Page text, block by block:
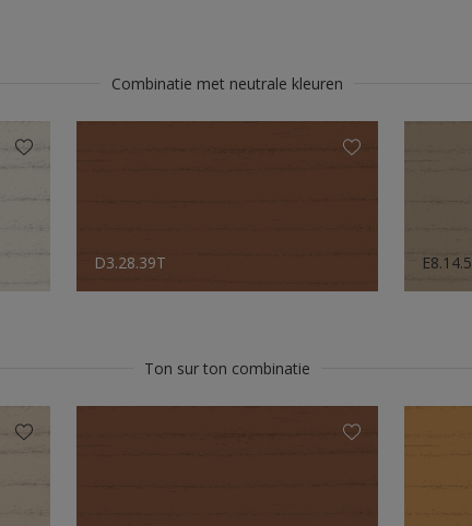
Combinatie met neutrale kleuren
D3.28.39T
Ton sur ton combinatie